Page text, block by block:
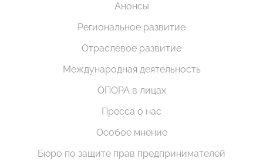
Анонсы
Региональное развитие
Отраслевое развитие
Международная деятельность
ОПОРА в лицах
Пресса о нас
Особое мнение
Бюро по защите прав предпринимателей